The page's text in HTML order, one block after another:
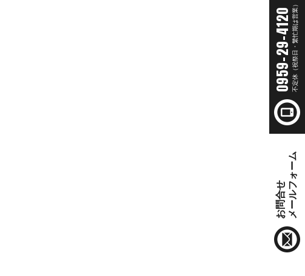
お問合せメールフォーム
0959-29-4120不定休（祝祭日・繁忙期は営業）